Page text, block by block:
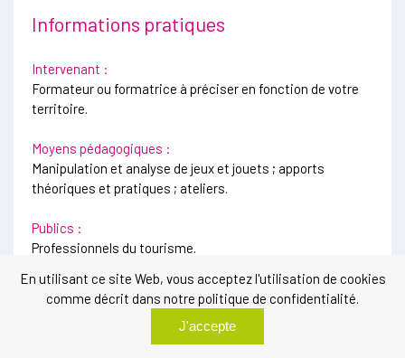
En utilisant ce site Web, vous acceptez l'utilisation de cookies
comme décrit dans notre politique de confidentialité.
J'accepte
Informations pratiques
Intervenant :
Formateur ou formatrice à préciser en fonction de votre
territoire.
Moyens pédagogiques :
Manipulation et analyse de jeux et jouets ; apports
théoriques et pratiques ; ateliers.
Publics :
Professionnels du tourisme.
Modalité d’évaluation :
Questionnaire d'auto-évaluation des acquis en fin de